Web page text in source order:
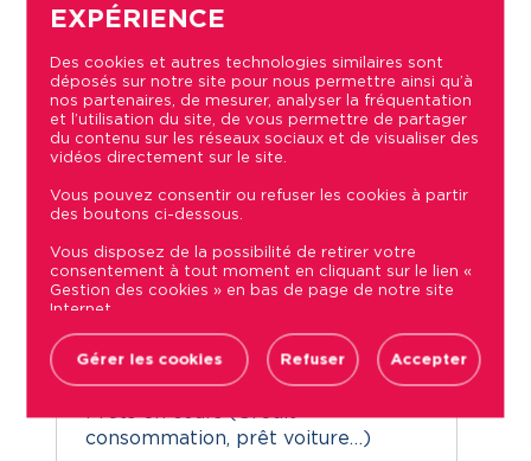
Revenus nets mensuels
€
Montant des prestations Familiales
€
Autres revenus (pension
alimentaire, rente…)
€
Prêts en cours (Crédit
consommation, prêt voiture…)
EXPÉRIENCE
Des cookies et autres technologies similaires sont
déposés sur notre site pour nous permettre ainsi qu’à
nos partenaires, de mesurer, analyser la fréquentation
et l’utilisation du site, de vous permettre de partager
du contenu sur les réseaux sociaux et de visualiser des
vidéos directement sur le site.
Vous pouvez consentir ou refuser les cookies à partir
des boutons ci-dessous.
Vous disposez de la possibilité de retirer votre
consentement à tout moment en cliquant sur le lien «
Gestion des cookies » en bas de page de notre site
Internet.
sur notre site ainsi que les finalités et données
collectées via ces cookies dans notre Politique de
confidentialité, accessible depuis le lien « Politique de
Internet.
Gérer les cookies Refuser Accepter